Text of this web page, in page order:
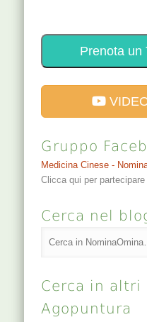
Prenota un
Gruppo
Medicina Cinese -
Clicca qui per
Cerca nel
Cerca in altri
Agopuntura